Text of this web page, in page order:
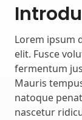
Lorem ipsum
elit. Fusce
fermentum
Mauris
natoque
nascetur